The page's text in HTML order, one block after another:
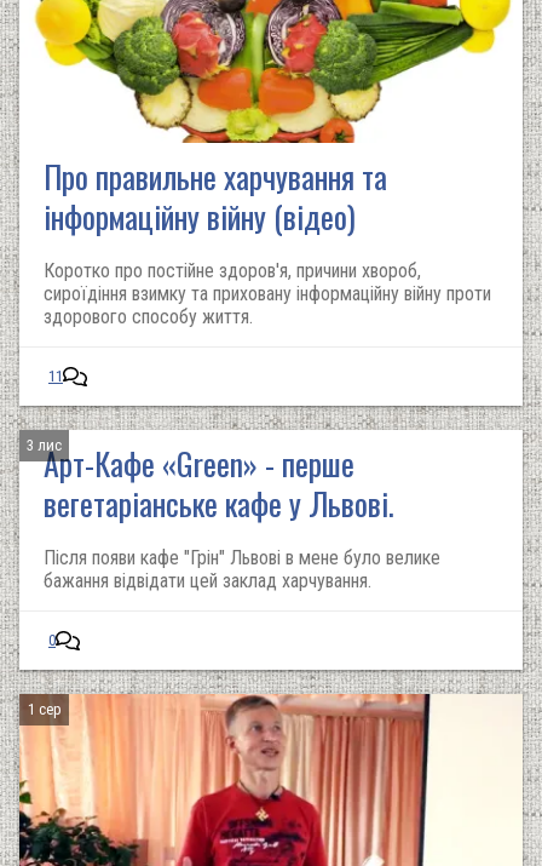
Про правильне харчування та
інформаційну війну (відео)
Коротко про постійне здоров'я, причини хвороб,
сироїдіння взимку та приховану інформаційну війну проти
здорового способу життя.
11
3 лисАрт-Кафе «Green» - перше
вегетаріанське кафе у Львові.
Після появи кафе "Грін" Львові в мене було велике
бажання відвідати цей заклад харчування.
0
1 сер